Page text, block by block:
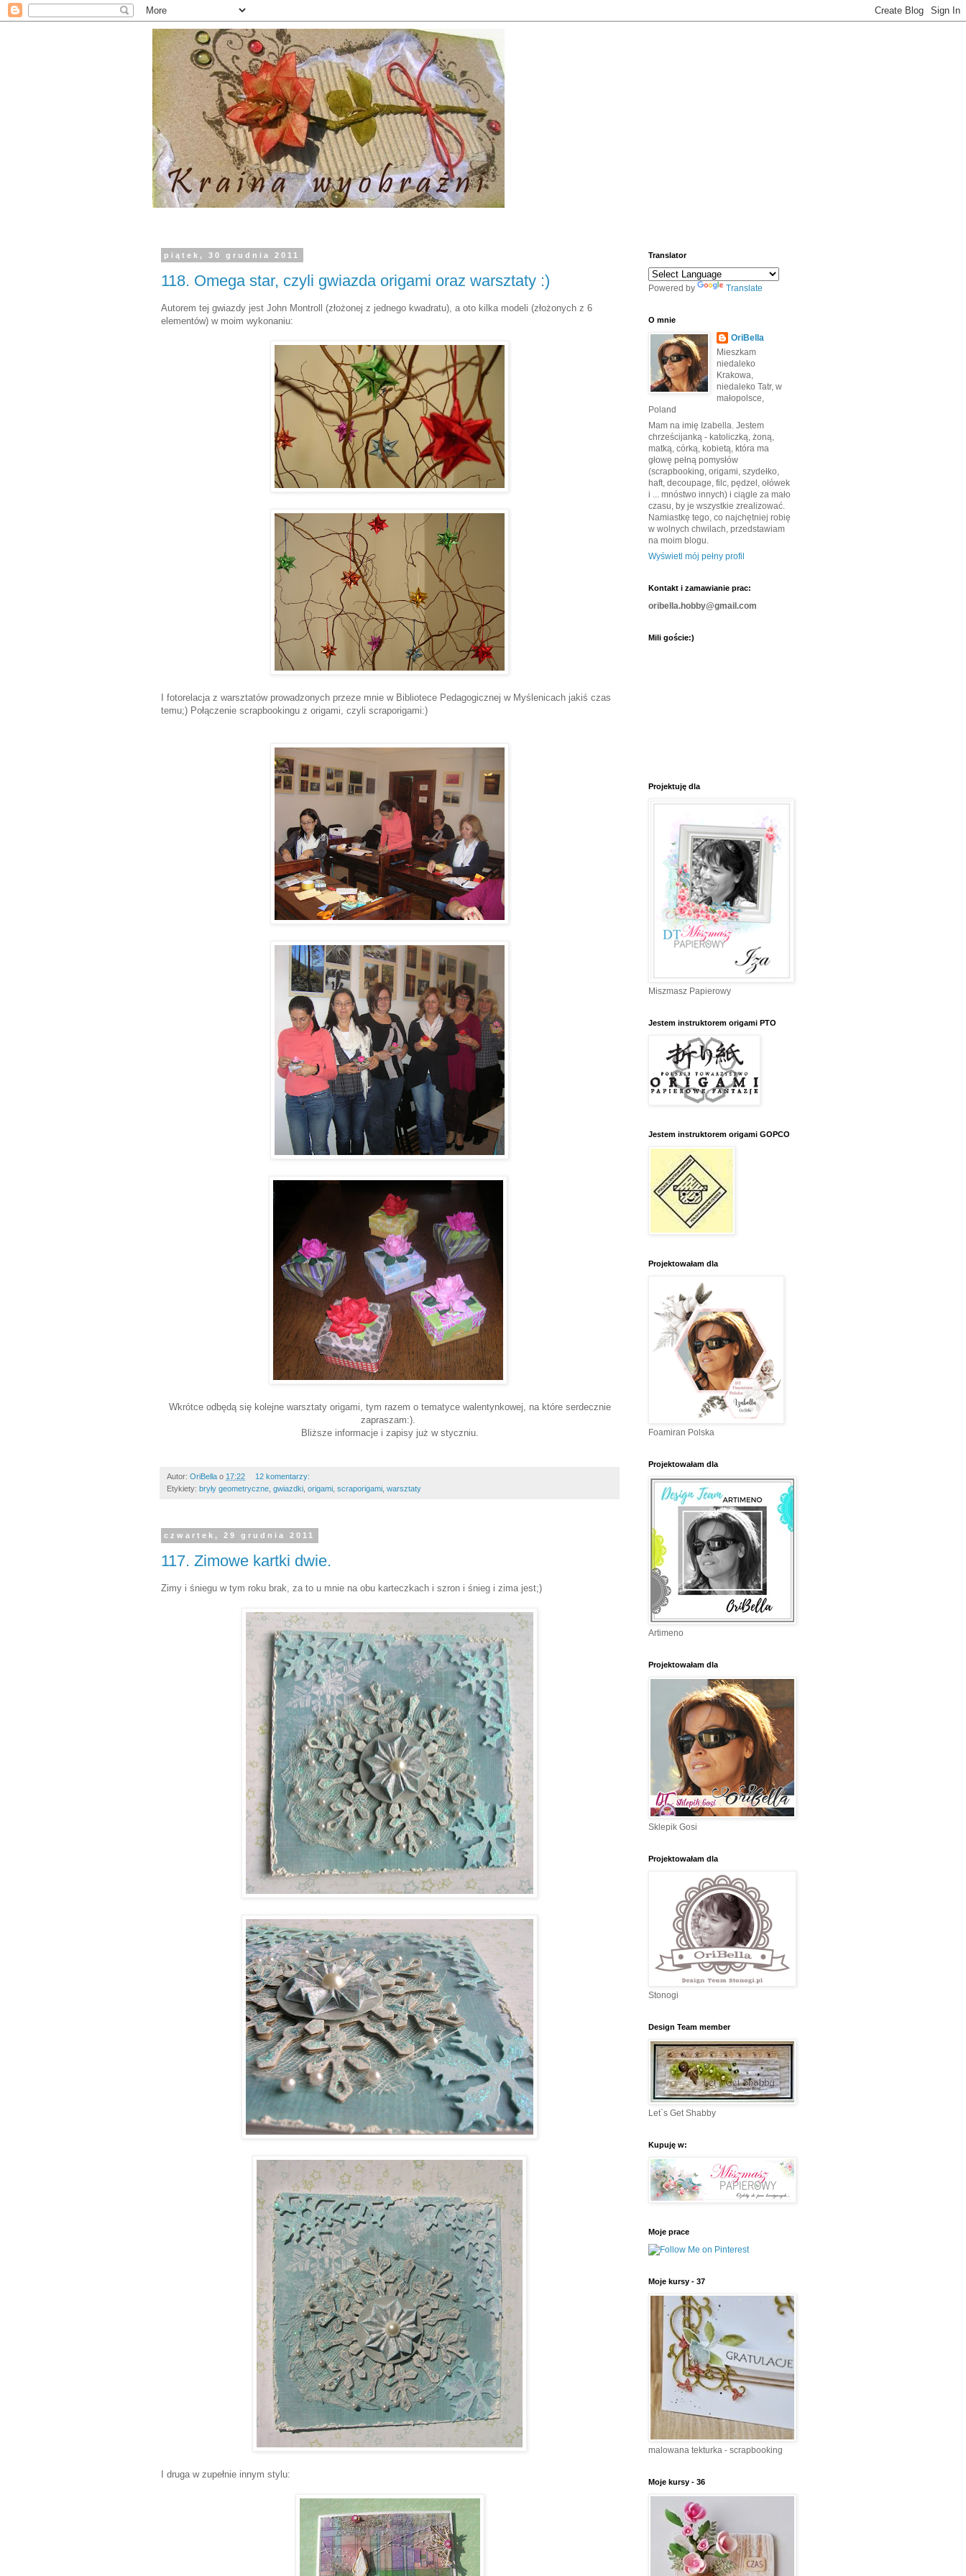
piątek, 30 grudnia 2011
118. Omega star, czyli gwiazda origami oraz warsztaty :)
Autorem tej gwiazdy jest John Montroll (złożonej z jednego kwadratu), a oto kilka modeli (złożonych z 6
elementów) w moim wykonaniu:
I fotorelacja z warsztatów prowadzonych przeze mnie w Bibliotece Pedagogicznej w Myślenicach jakiś czas
temu;) Połączenie scrapbookingu z origami, czyli scraporigami:)
Wkrótce odbędą się kolejne warsztaty origami, tym razem o tematyce walentynkowej, na które serdecznie
zapraszam:).
Bliższe informacje i zapisy już w styczniu.
Autor: OriBella o 17:22
12 komentarzy:
Etykiety: bryły geometryczne gwiazdki origami scraporigami warsztaty
czwartek, 29 grudnia 2011
117. Zimowe kartki dwie.
Zimy i śniegu w tym roku brak, za to u mnie na obu karteczkach i szron i śnieg i zima jest;)
I druga w zupełnie innym stylu:
Translator
Powered by Translate
O mnie
OriBella
Mieszkam
niedaleko
Krakowa,
niedaleko Tatr, w
małopolsce,
Poland
Mam na imię Izabella. Jestem
chrześcijanką - katoliczką, żoną,
matką, córką, kobietą, która ma
głowę pełną pomysłów
(scrapbooking, origami, szydełko,
haft, decoupage, filc, pędzel, ołówek
i ... mnóstwo innych) i ciągle za mało
czasu, by je wszystkie zrealizować.
Namiastkę tego, co najchętniej robię
w wolnych chwilach, przedstawiam
na moim blogu.
Wyświetl mój pełny profil
Kontakt i zamawianie prac:
oribella.hobby@gmail.com
Mili goście:)
Projektuję dla
Miszmasz Papierowy
Jestem instruktorem origami PTO
Jestem instruktorem origami GOPCO
Projektowałam dla
Foamiran Polska
Projektowałam dla
Artimeno
Projektowałam dla
Sklepik Gosi
Projektowałam dla
Stonogi
Design Team member
Let`s Get Shabby
Kupuję w:
Moje prace
Moje kursy - 37
malowana tekturka - scrapbooking
Moje kursy - 36